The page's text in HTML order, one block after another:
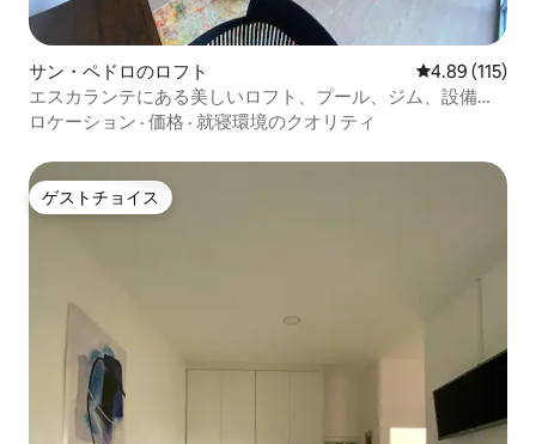
サン・ペドロのロフト レビュー115
4.89 (115)
エスカランテにある美しいロフト、プール、ジム、設備付
き
ロケーション · 価格 · 就寝環境のクオリティ
ゲストチョイス
ゲストチョイス